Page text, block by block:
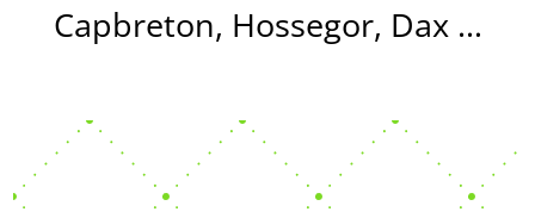
Capbreton, Hossegor, Dax …